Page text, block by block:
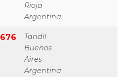
Rioja
Argentina
676
Tandil
Buenos
Aires
Argentina